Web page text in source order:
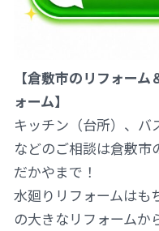
【倉敷市のリフォー
ォーム】
キッチン（台所）、
などのご相談は倉敷市
だかやまで！
水廻りリフォームはも
の大きなリフォームか